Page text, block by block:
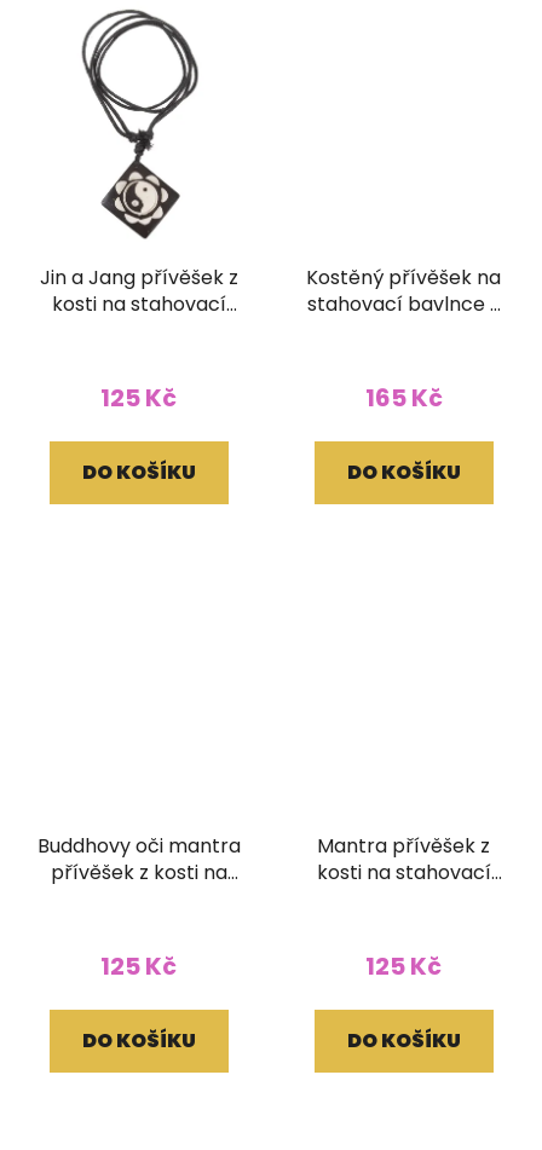
Jin a Jang přívěšek z
kosti na stahovací
125 Kč
DO KOŠÍKU
Kostěný přívěšek na
stahovací bavlnce s
165 Kč
DO KOŠÍKU
Buddhovy oči mantra
přívěšek z kosti na
125 Kč
DO KOŠÍKU
Mantra přívěšek z
kosti na stahovací
125 Kč
DO KOŠÍKU